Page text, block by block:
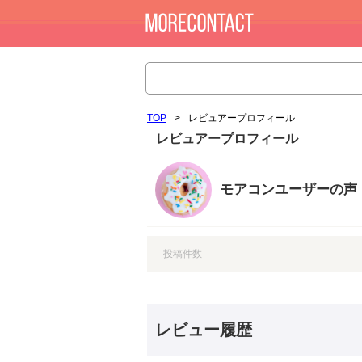
TOP > レビュアープロフィール
レビュアープロフィール
モアコンユーザーの声
投稿件数
レビュー履歴